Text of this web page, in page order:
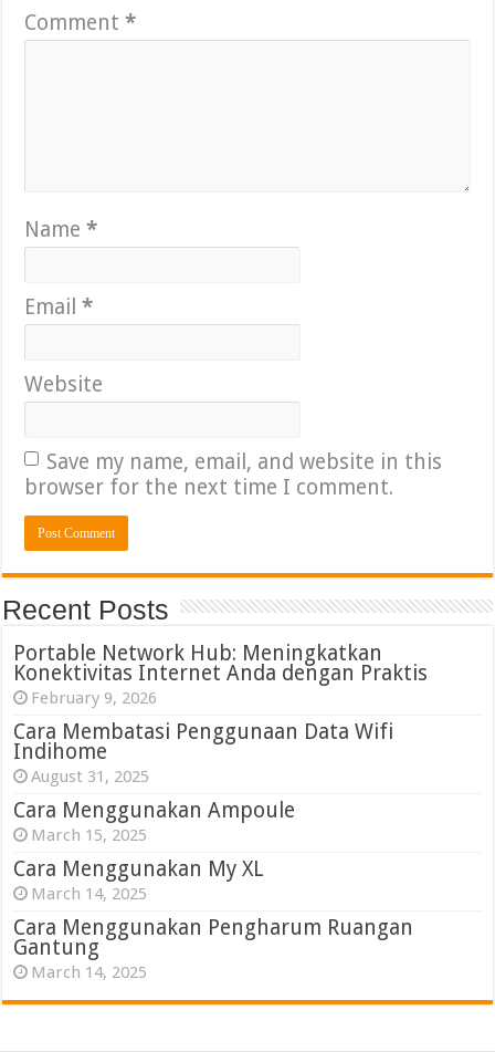
Comment*
Name*
Email*
Website
Save my name, email, and website in this
browser for the next time I comment.
Recent Posts
Portable Network Hub: Meningkatkan
Konektivitas Internet Anda dengan Praktis
February 9, 2026
Cara Membatasi Penggunaan Data Wifi
Indihome
August 31, 2025
Cara Menggunakan Ampoule
March 15, 2025
Cara Menggunakan My XL
March 14, 2025
Cara Menggunakan Pengharum Ruangan
Gantung
March 14, 2025